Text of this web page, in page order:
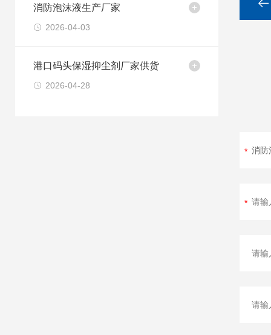
消防泡沫液生产厂家
2026-04-03
港口码头保湿抑尘剂厂家供货
2026-04-28